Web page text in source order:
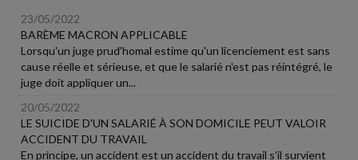
23/05/2022
BARÈME MACRON APPLICABLE
Lorsqu'un juge prud'homal estime qu'un licenciement est sans
cause réelle et sérieuse, et que le salarié n'est pas réintégré, le
juge doit appliquer un...
20/05/2022
LE SUICIDE D'UN SALARIÉ À SON DOMICILE PEUT VALOIR
ACCIDENT DU TRAVAIL
En principe, un accident est un accident du travail s'il survient